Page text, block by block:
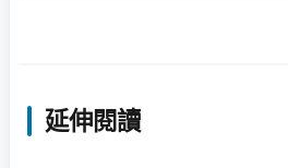
延伸閱讀